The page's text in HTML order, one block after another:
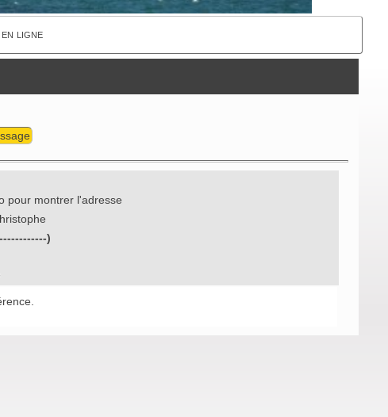
ligne
pour montrer l'adresse
)